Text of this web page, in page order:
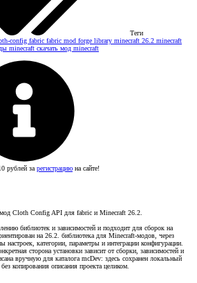
Теги
config fabric fabric mod forge library minecraft 26.2 minecraft
minecraft скачать мод minecraft
рублей за регистрацию на сайте!
Cloth Config API для fabric и Minecraft 26.2.
библиотек и зависимостей и подходит для сборок на
на 26.2. библиотека для Minecraft-модов, через
настроек, категории, параметры и интеграции конфигурации.
сторона установки зависит от сборки, зависимостей и
вручную для каталога mcDev: здесь сохранен локальный
копирования описания проекта целиком.